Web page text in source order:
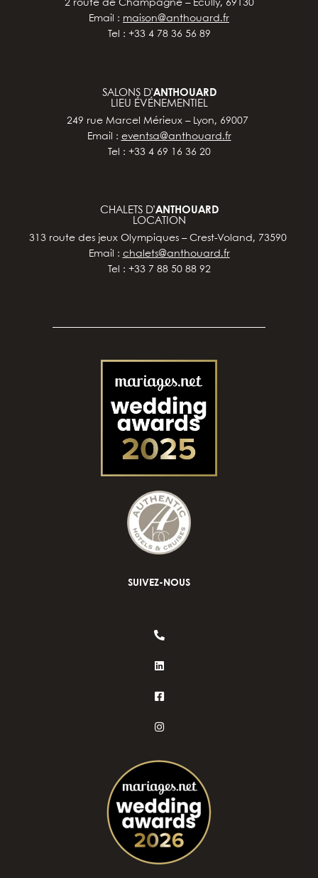
2 route de Champagne – Ecully, 69130
Email : maison@anthouard.fr
Tel : +33 4 78 36 56 89
SALONS D’ANTHOUARD
LIEU ÉVÉNEMENTIEL
249 rue Marcel Mérieux – Lyon, 69007
Email : eventsa@anthouard.fr
Tel : +33 4 69 16 36 20
CHALETS D’ANTHOUARD
LOCATION
313 route des jeux Olympiques – Crest-Voland, 73590
Email : chalets@anthouard.fr
Tel : +33 7 88 50 88 92
SUIVEZ-NOUS